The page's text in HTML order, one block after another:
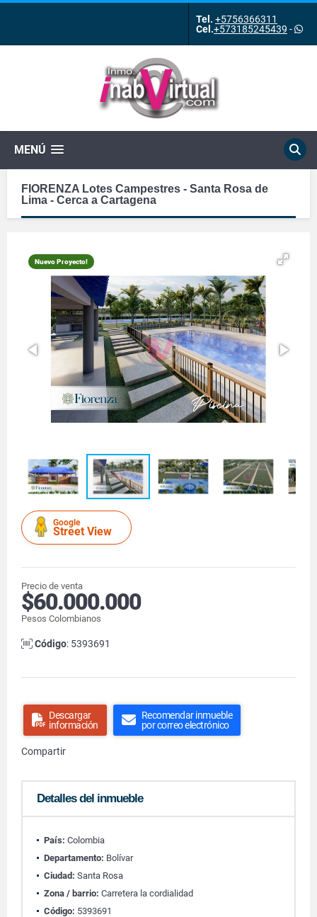
Tel. +5756366311
Cel.+573185245439 -
MENÚ
FIORENZA Lotes Campestres - Santa Rosa de
Lima - Cerca a Cartagena
Nuevo Proyecto!
Google
Street View
Precio de venta
$60.000.000
Pesos Colombianos
Código: 5393691
Descargar
información
Recomendar inmueble
por correo electrónico
Compartir
Detalles del inmueble
País: Colombia
Departamento: Bolívar
Ciudad: Santa Rosa
Zona / barrio: Carretera la cordialidad
Código: 5393691